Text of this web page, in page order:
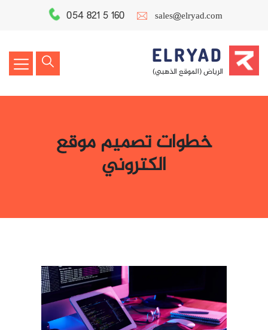
sales@elryad.com
054 821 5 160
ELRYAD
الرياض (الموقع الذهبي)
خطوات تصميم موقع
الكتروني